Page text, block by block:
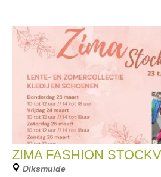
ZIMA FASHION
Diksmuide